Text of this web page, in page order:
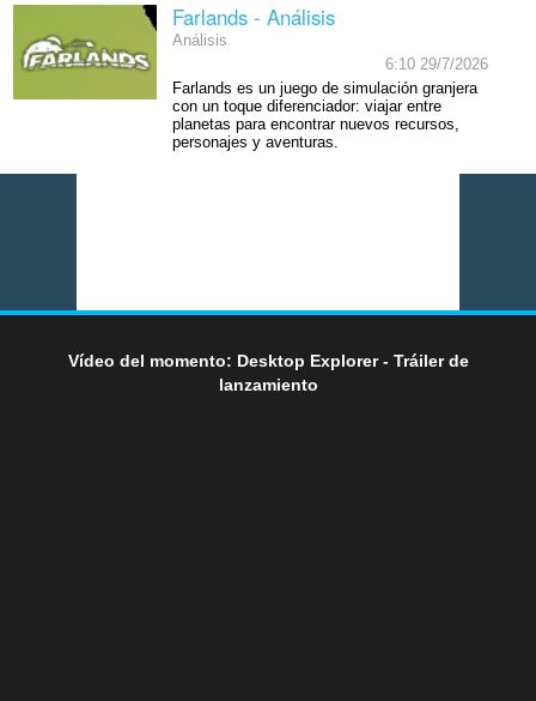
Farlands - Análisis
Análisis
6:10 29/7/2026
Farlands es un juego de simulación granjera
con un toque diferenciador: viajar entre
planetas para encontrar nuevos recursos,
personajes y aventuras.
Vídeo del momento: Desktop Explorer - Tráiler de
lanzamiento